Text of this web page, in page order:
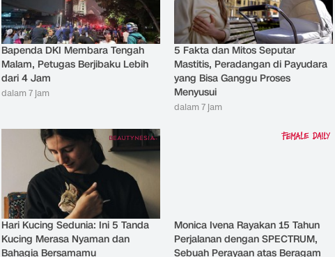
Bapenda DKI Membara Tengah
Malam, Petugas Berjibaku Lebih
dari 4 Jam
dalam 7 jam
5 Fakta dan Mitos Seputar
Mastitis, Peradangan di Payudara
yang Bisa Ganggu Proses
Menyusui
dalam 7 jam
Hari Kucing Sedunia: Ini 5 Tanda
Kucing Merasa Nyaman dan
Bahagia Bersamamu
Monica Ivena Rayakan 15 Tahun
Perjalanan dengan SPECTRUM,
Sebuah Perayaan atas Beragam